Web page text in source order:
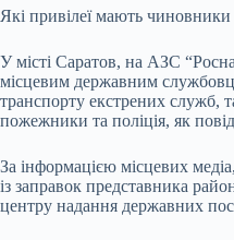
Які привілеї мають чиновники
У місті Саратов, на АЗС
місцевим державним
транспорту екстрених служб,
пожежники та поліція, як
За інформацією місцевих
із заправок представника
центру надання державних